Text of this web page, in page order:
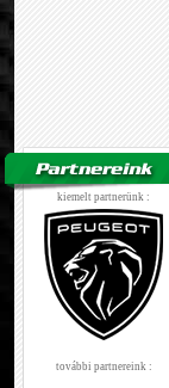
kiemelt partnerünk :
további partnereink :